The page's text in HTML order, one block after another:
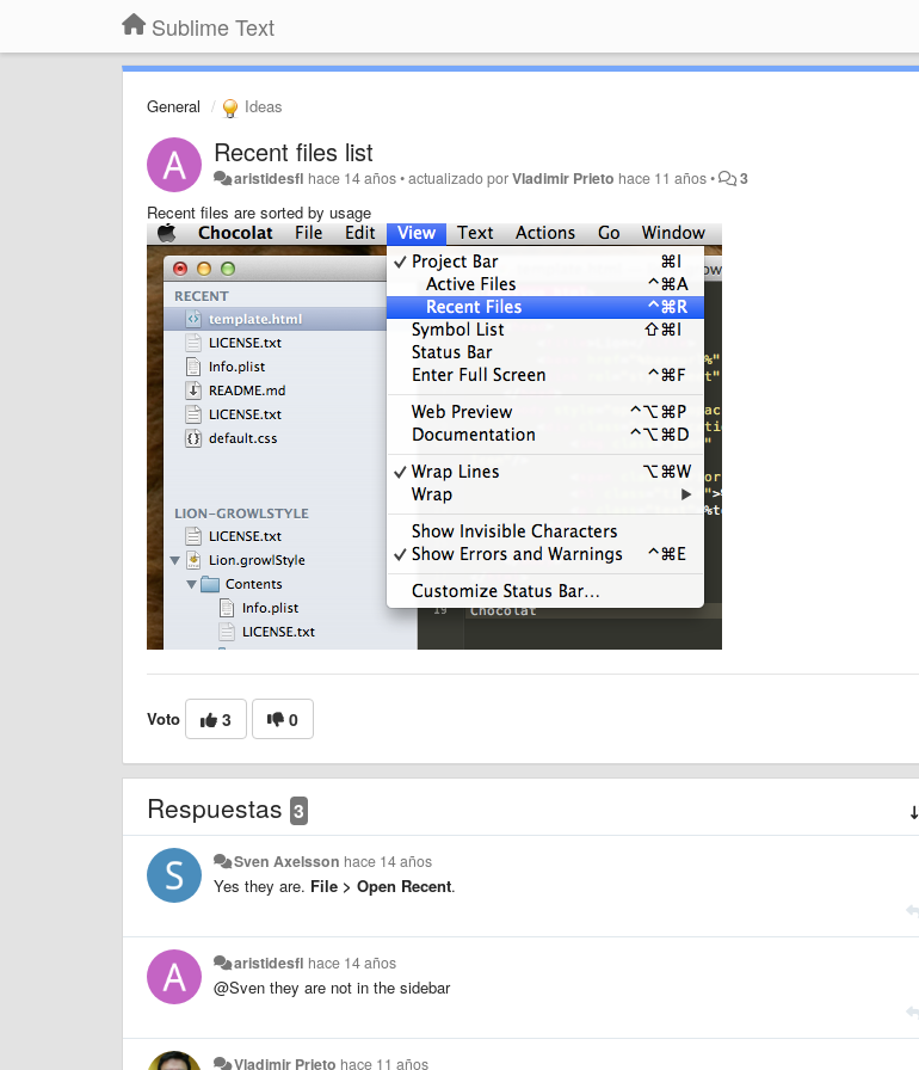
Sublime Text
General Ideas
Recent files list
aristidesfl hace 14 años•actualizado porVladimir Prieto hace 11 años• 3
Recent files are sorted by usage
Voto 3 0
Respuestas 3
Sven Axelsson hace 14 años
Yes they are. File > Open Recent.
aristidesfl hace 14 años
@Sven they are not in the sidebar
Vladimir Prieto hace 11 años